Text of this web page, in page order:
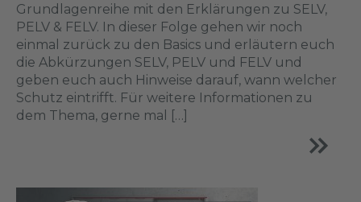
Grundlagenreihe mit den Erklärungen zu SELV,
PELV & FELV. In dieser Folge gehen wir noch
einmal zurück zu den Basics und erläutern euch
die Abkürzungen SELV, PELV und FELV und
geben euch auch Hinweise darauf, wann welcher
Schutz eintrifft. Für weitere Informationen zu
dem Thema, gerne mal […]